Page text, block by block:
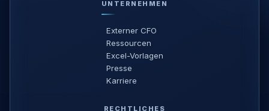
UNTERNEHMEN
Externer CFO
Ressourcen
Excel-Vorlagen
Presse
Karriere
RECHTLICHES